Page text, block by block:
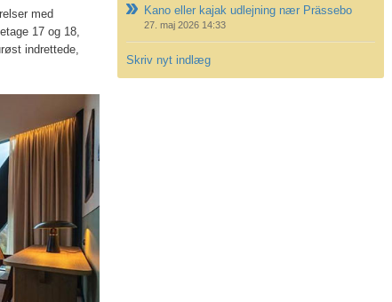
Kano eller kajak udlejning nær Prässebo
27. maj 2026 14:33
Skriv nyt indlæg
med
17 og 18,
indrettede,